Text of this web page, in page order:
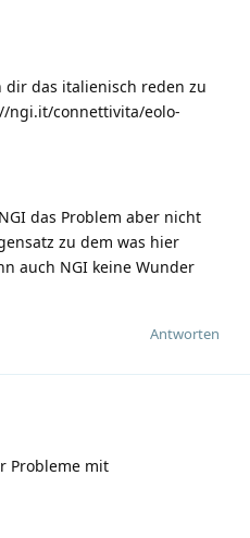
dir das italienisch reden zu
ngi.it/connettivita/eolo-
das Problem aber nicht
zu dem was hier
auch NGI keine Wunder
Antworten
Probleme mit